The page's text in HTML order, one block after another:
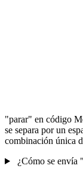
"parar" en código
se separa por un
combinación única
¿Cómo se envía